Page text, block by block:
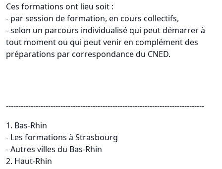
Ces formations ont lieu soit :
- par session de formation, en cours collectifs,
- selon un parcours individualisé qui peut démarrer à
tout moment ou qui peut venir en complément des
préparations par correspondance du CNED.
--------------------------------------------------------------------------------
1. Bas-Rhin
- Les formations à Strasbourg
- Autres villes du Bas-Rhin
2. Haut-Rhin